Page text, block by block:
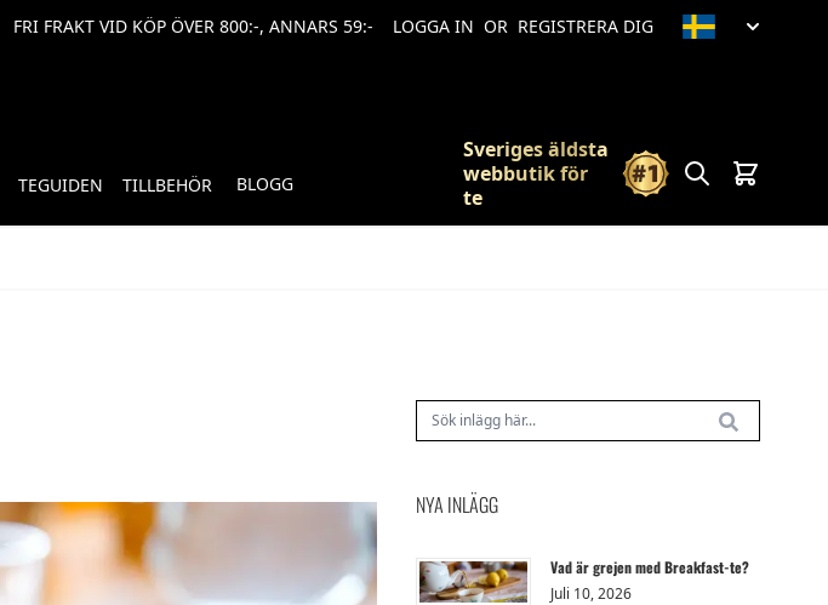
FRI FRAKT VID KÖP ÖVER 800:-, ANNARS 59:- LOGGA IN OR REGISTRERA DIG
TEGUIDEN TILLBEHÖR BLOGG
Sveriges äldsta
webbutik för
te
Sök Vagn
NYA INLÄGG
Vad är grejen med Breakfast-te?
Juli 10, 2026